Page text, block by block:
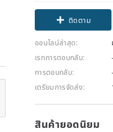
ติดตาม
ออนไลน์ล่าสุด:
เรทการตอบกลับ:
-
การตอบกลับ:
-
เตรียมการจัดส่ง:
สินค้ายอดนิยม